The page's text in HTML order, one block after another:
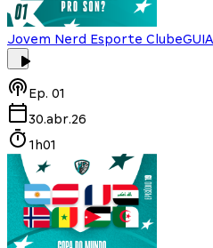
Jovem Nerd Esporte Clube
Ep. 01
30.abr.26
1h01